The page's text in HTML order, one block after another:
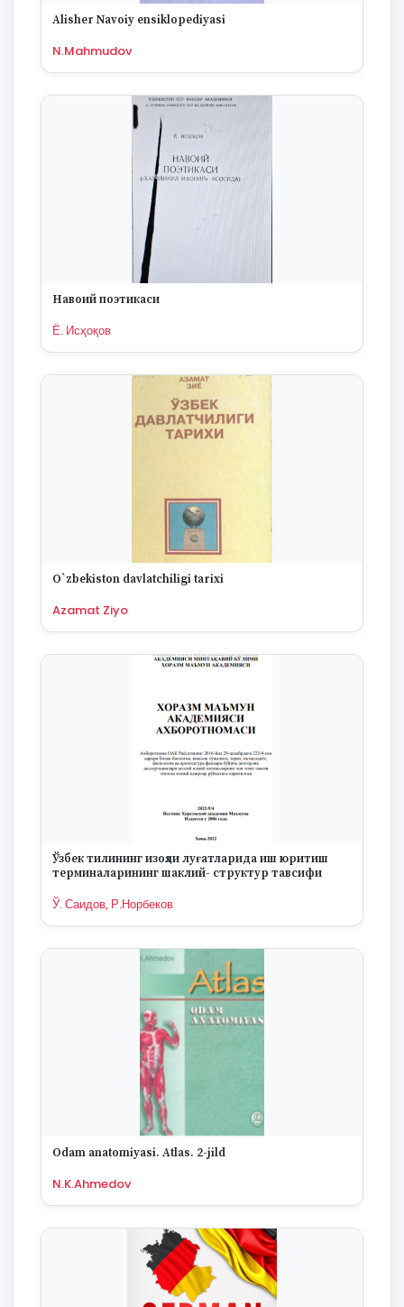
Alisher Navoiy ensiklopediyasi
N.Mahmudov
Навоий поэтикаси
Ё. Исҳоқов
O`zbekiston davlatchiligi tarixi
Azamat Ziyo
Ўзбек тилининг изоҳли луғатларида иш юритиш
терминаларининг шаклий- структур тавсифи
Ў. Саидов, Р.Норбеков
Odam anatomiyasi. Atlas. 2-jild
N.K.Ahmedov